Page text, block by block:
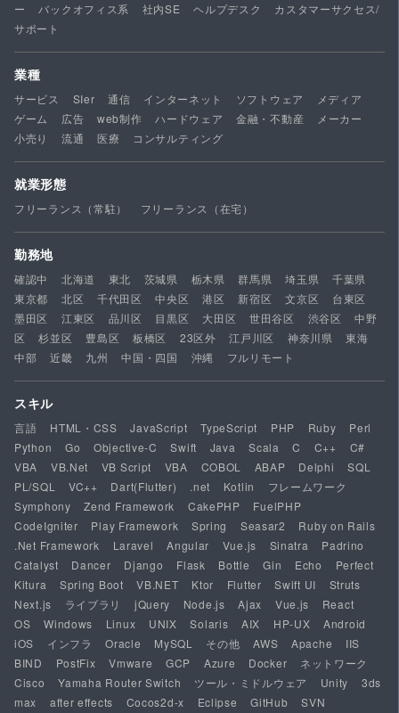
ー
バックオフィス系 社内SE ヘルプデスク
カスタマーサクセス/
サポート
業種
サービス SIer 通信 インターネット ソフトウェア
メディア
ゲーム
広告 web制作 ハードウェア 金融・不動産
メーカー
小売り
流通 医療 コンサルティング
就業形態
フリーランス（常駐） フリーランス（在宅）
勤務地
確認中 北海道 東北 茨城県 栃木県 群馬県 埼玉県
千葉県
東京都
北区 千代田区 中央区 港区 新宿区 文京区
台東区
墨田区
江東区 品川区 目黒区 大田区 世田谷区 渋谷区
中野
区
杉並区 豊島区 板橋区 23区外 江戸川区 神奈川県
東海
中部
近畿 九州 中国・四国 沖縄 フルリモート
スキル
言語 HTML・CSS JavaScript TypeScript PHP Ruby
Perl
Python
Go Objective-C Swift Java Scala C C++
C#
VBA
VB.Net VB Script VBA COBOL ABAP Delphi
SQL
PL/SQL
VC++ Dart(Flutter) .net Kotlin
フレームワーク
Symphony
Zend Framework CakePHP
FuelPHP
CodeIgniter
Play Framework Spring Seasar2
Ruby on Rails
.Net Framework
Laravel Angular Vue.js Sinatra
Padrino
Catalyst
Dancer Django Flask Bottle Gin Echo
Perfect
Kitura
Spring Boot VB.NET Ktor Flutter Swift UI
Struts
Next.js
ライブラリ jQuery Node.js Ajax Vue.js
React
OS
Windows Linux UNIX Solaris AIX HP-UX
Android
iOS
インフラ Oracle MySQL その他 AWS Apache
IIS
BIND
PostFix Vmware GCP Azure Docker
ネットワーク
Cisco
Yamaha Router Switch ツール・ミドルウェア Unity
3ds
max
after effects Cocos2d-x Eclipse GitHub
SVN